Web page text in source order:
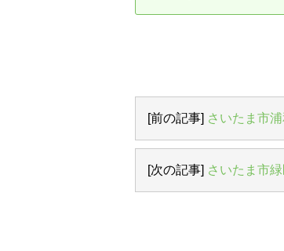
売却の流れ（手順）
資産価値の減りにくい住宅購入
[前の記事] さいたま市
[次の記事] さいたま市